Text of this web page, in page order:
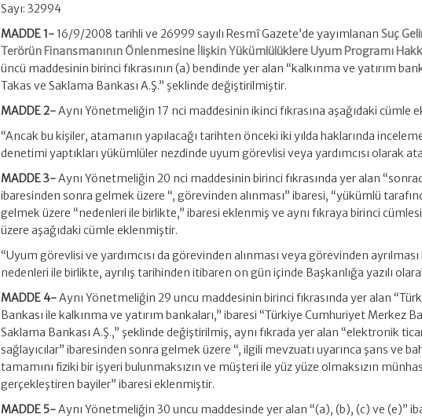
Sayı: 32994
MADDE 1- 16/9/2008 tarihli ve 26999 sayılı Resmî Gazete’de yayımlanan Suç
Terörün Finansmanının Önlenmesine İlişkin Yükümlülüklere Uyum Programı
üncü maddesinin birinci fıkrasının (a) bendinde yer alan “kalkınma ve yatırım
Takas ve Saklama Bankası A.Ş.” şeklinde değiştirilmiştir.
MADDE 2-Aynı Yönetmeliğin 17 nci maddesinin ikinci fıkrasına aşağıdaki cümle
“Ancak bu kişiler, atamanın yapılacağı tarihten önceki iki yılda haklarında
denetimi yaptıkları yükümlüler nezdinde uyum görevlisi veya yardımcısı olarak
MADDE 3-Aynı Yönetmeliğin 20 nci maddesinin birinci fıkrasında yer alan
ibaresinden sonra gelmek üzere “, görevinden alınması” ibaresi, “yükümlü
gelmek üzere “nedenleri ile birlikte,” ibaresi eklenmiş ve aynı fıkraya birinci
üzere aşağıdaki cümle eklenmiştir.
“Uyum görevlisi ve yardımcısı da görevinden alınması veya görevinden
nedenleri ile birlikte, ayrılış tarihinden itibaren on gün içinde Başkanlığa yazılı
MADDE 4-Aynı Yönetmeliğin 29 uncu maddesinin birinci fıkrasında yer alan
Bankası ile kalkınma ve yatırım bankaları,” ibaresi “Türkiye Cumhuriyet Merkez
Saklama Bankası A.Ş.,” şeklinde değiştirilmiş, aynı fıkrada yer alan “elektronik
sağlayıcılar” ibaresinden sonra gelmek üzere “, ilgili mevzuatı uyarınca şans ve
tamamını fiziki bir işyeri bulunmaksızın ve müşteri ile yüz yüze olmaksızın
gerçekleştiren bayiler” ibaresi eklenmiştir.
MADDE 5-Aynı Yönetmeliğin 30 uncu maddesinde yer alan “(a), (b), (c) ve (e)”